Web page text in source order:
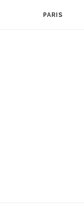
PARIS